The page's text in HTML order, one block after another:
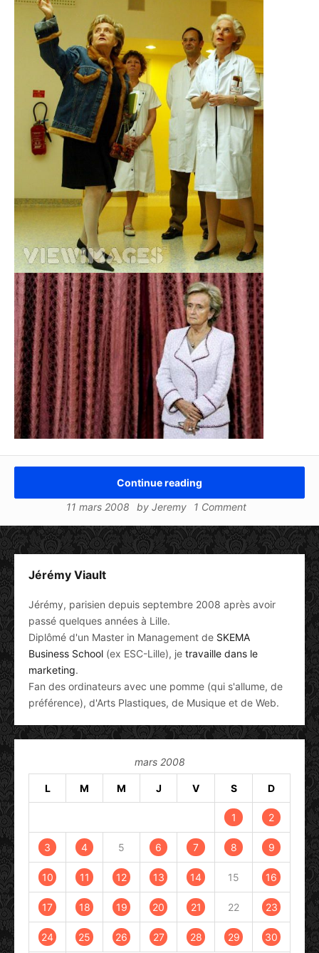
Continue reading
11 mars 2008
by Jeremy 1 Comment
Jérémy Viault
Jérémy, parisien depuis septembre 2008 après avoir
passé quelques années à Lille.
Diplômé d'un Master in Management de SKEMA
Business School (ex ESC-Lille), je travaille dans le
marketing.
Fan des ordinateurs avec une pomme (qui s'allume, de
préférence), d'Arts Plastiques, de Musique et de Web.
mars 2008
L M M J V S D
1 2
3 4 5 6 7 8 9
10 11 12 13 14 15 16
17 18 19 20 21 22 23
24 25 26 27 28 29 30